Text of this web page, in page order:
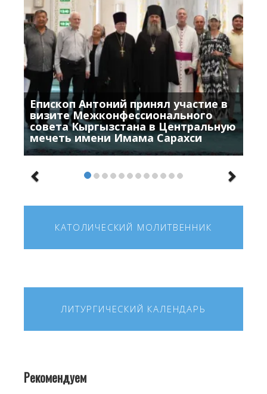
Епископ Антоний принял участие в
визите Межконфессионального
совета Кыргызстана в Центральную
мечеть имени Имама Сарахси
КАТОЛИЧЕСКИЙ МОЛИТВЕННИК
ЛИТУРГИЧЕСКИЙ КАЛЕНДАРЬ
Рекомендуем